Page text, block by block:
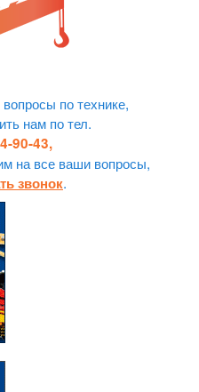
по технике,
нам по тел.
90-43,
на все ваши вопросы,
звонок.